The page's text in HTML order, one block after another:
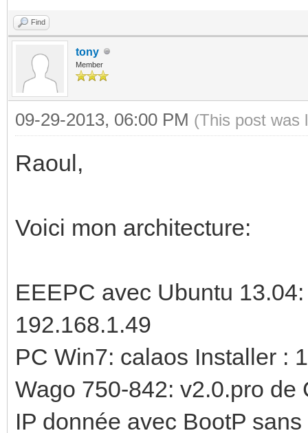
Find
tony
Member
09-29-2013, 06:00 PM (This post was
Raoul,
Voici mon architecture:
EEEPC avec Ubuntu
192.168.1.49
PC Win7: calaos Installer :
Wago 750-842: v2.0.pro de
IP donnée avec BootP